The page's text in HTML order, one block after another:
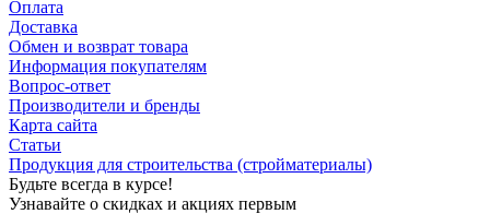
Оплата
Доставка
Обмен и возврат товара
Информация покупателям
Вопрос-ответ
Производители и бренды
Карта сайта
Статьи
Продукция для строительства (стройматериалы)
Будьте всегда в курсе!
Узнавайте о скидках и акциях первым